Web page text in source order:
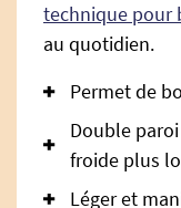
technique pour
au quotidien.
Permet de
Double
froide plus
Léger et